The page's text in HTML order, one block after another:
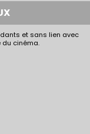
et sans lien avec
du cinéma.